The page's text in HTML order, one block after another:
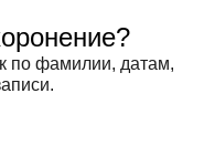
по фамилии, датам,